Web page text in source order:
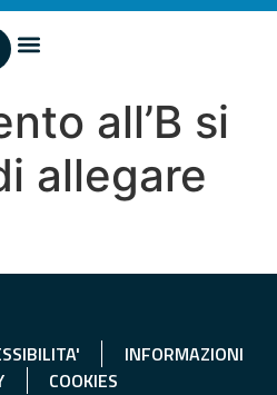
all’B si
allegare
INFORMAZIONI
COOKIES